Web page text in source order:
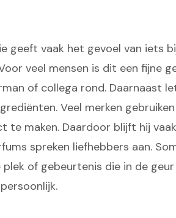
geeft vaak het gevoel van iets
veel mensen is dit een fijne
of collega rond. Daarnaast
Veel merken
te maken. Daardoor blijft hij
spreken liefhebbers aan.
plek of gebeurtenis die in de